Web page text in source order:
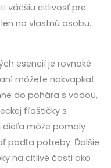
väčšiu citlivosť pre
na vlastnú osobu.
esencií je rovnaké
môžete nakvapkať
do pohára s vodou,
fľaštičky s
dieťa môže pomaly
podľa potreby. Ďalšie
na citlivé časti ako